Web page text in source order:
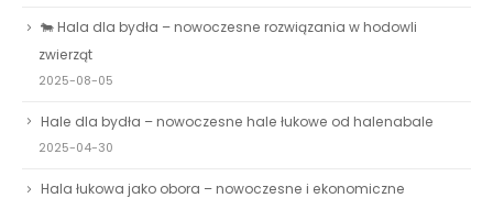
🐄 Hala dla bydła – nowoczesne rozwiązania w hodowli
zwierząt
2025-08-05
Hale dla bydła – nowoczesne hale łukowe od halenabale
2025-04-30
Hala łukowa jako obora – nowoczesne i ekonomiczne